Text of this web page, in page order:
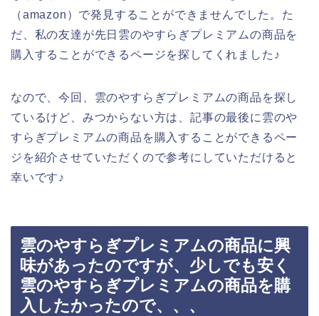
（amazon）で発見することができませんでした。た
だ、私の友達が先日雲のやすらぎプレミアムの商品を
購入することができるページを探してくれました♪
なので、今回、雲のやすらぎプレミアムの商品を探し
ているけど、みつからない方は、記事の最後に雲のや
すらぎプレミアムの商品を購入することができるペー
ジを紹介させていただくので参考にしていただけると
幸いです♪
雲のやすらぎプレミアムの商品に興
味があったのですが、少しでも安く
雲のやすらぎプレミアムの商品を購
入したかったので、、、